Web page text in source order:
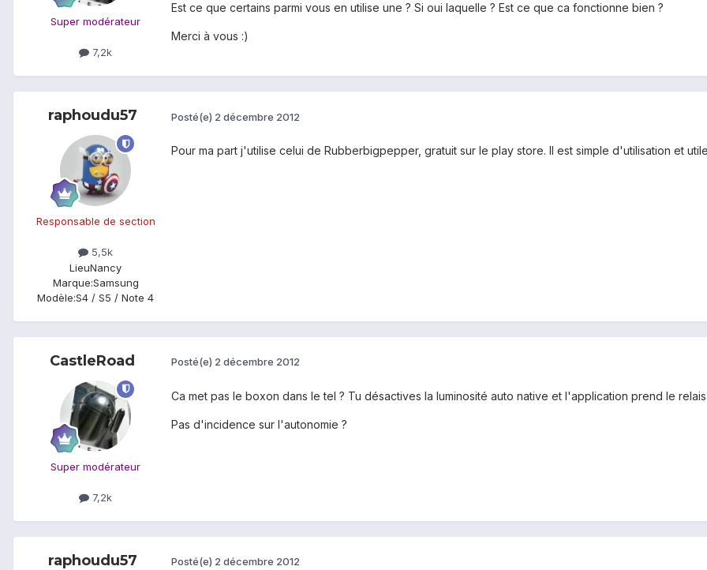
Super modérateur
7,2k
Est ce que certains parmi vous en utilise une ? Si oui laquelle ? Est ce que ca fonctionne bien ?
Merci à vous :)
raphoudu57
Responsable de section
5,5k
LieuNancy
Marque:Samsung
Modèle:S4 / S5 / Note 4
Posté(e) 2 décembre 2012
Pour ma part j'utilise celui de Rubberbigpepper, gratuit sur le play store. Il est simple d'utilisation et
CastleRoad
Super modérateur
7,2k
Posté(e) 2 décembre 2012
Ca met pas le boxon dans le tel ? Tu désactives la luminosité auto native et l'application prend le relais
Pas d'incidence sur l'autonomie ?
raphoudu57 Posté(e) 2 décembre 2012